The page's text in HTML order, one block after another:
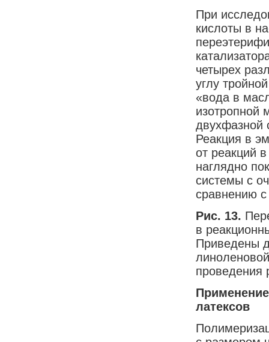
При
кислоты в
четырех
углу
«вода в
изотропной
двухфазной
Реакция в
от реакций
наглядно
системы с
сравнению
Рис. 13.
в
Приведены
проведения
латексов